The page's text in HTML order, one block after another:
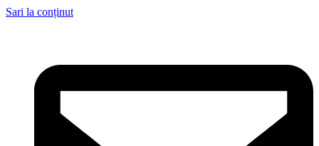
Sari la conținut